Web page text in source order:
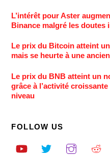
L’intérêt pour Aster
Binance malgré les doutes
Le prix du Bitcoin atteint
mais se heurte à une
Le prix du BNB atteint un
grâce à l’activité
niveau
FOLLOW US